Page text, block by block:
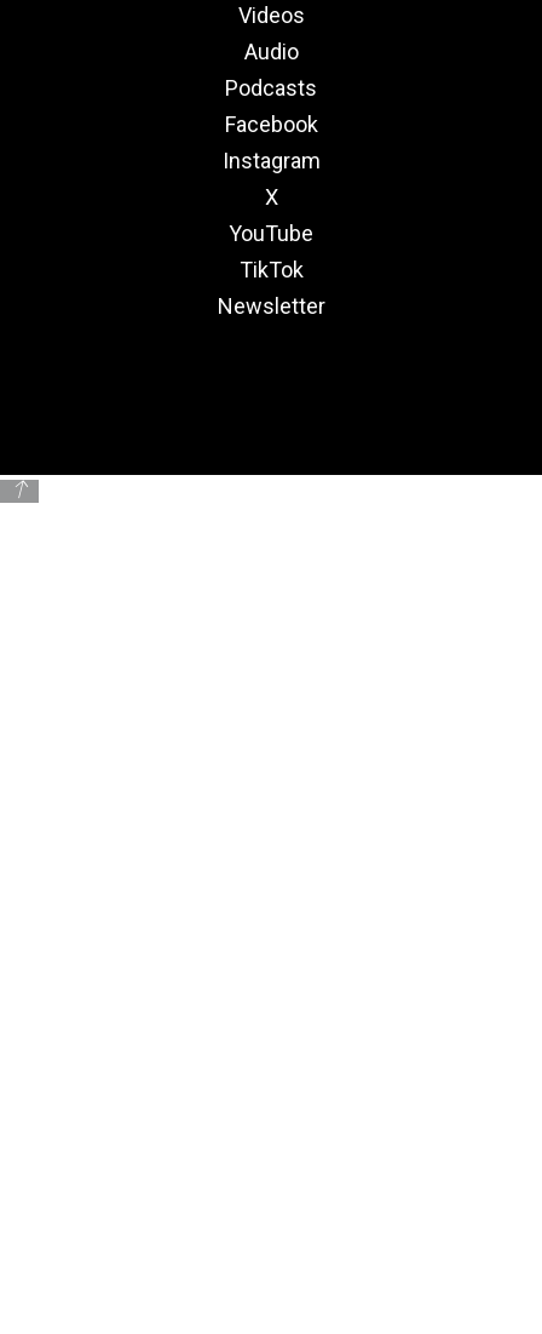
Videos
Audio
Podcasts
Facebook
Instagram
X
YouTube
TikTok
Newsletter